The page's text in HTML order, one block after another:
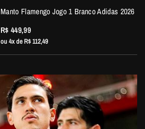
Manto Flamengo Jogo 1 Branco Adidas 2026
R$ 449,99
ou 4x de R$ 112,49